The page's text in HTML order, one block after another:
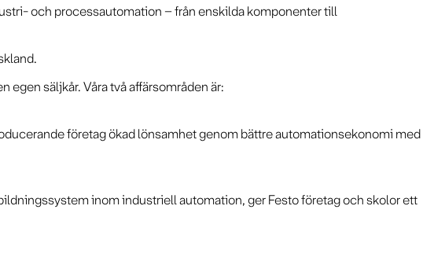
och processautomation – från enskilda komponenter till
egen säljkår. Våra två affärsområden är:
företag ökad lönsamhet genom bättre automationsekonomi med
inom industriell automation, ger Festo företag och skolor ett